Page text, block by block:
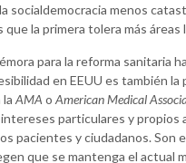
socialdemocracia menos
que la primera tolera más
para la reforma sanitaria
en EEUU es también la
AMA o American Medical
particulares y propios
pacientes y ciudadanos. Son
que se mantenga el actual